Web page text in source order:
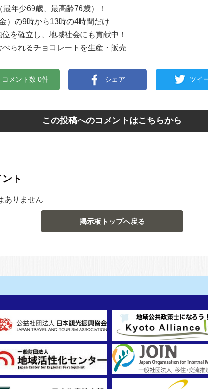
年少69歳、最高齢76歳）！
）の9時から13時の4時間だけ
を確立し、地域社会にも貢献中！
べられるチョコレートを生産・販売
コメント数 0件 シェア ツイ
この投稿へのコメントはこちらから
ト
ありません
掲示板トップへ戻る